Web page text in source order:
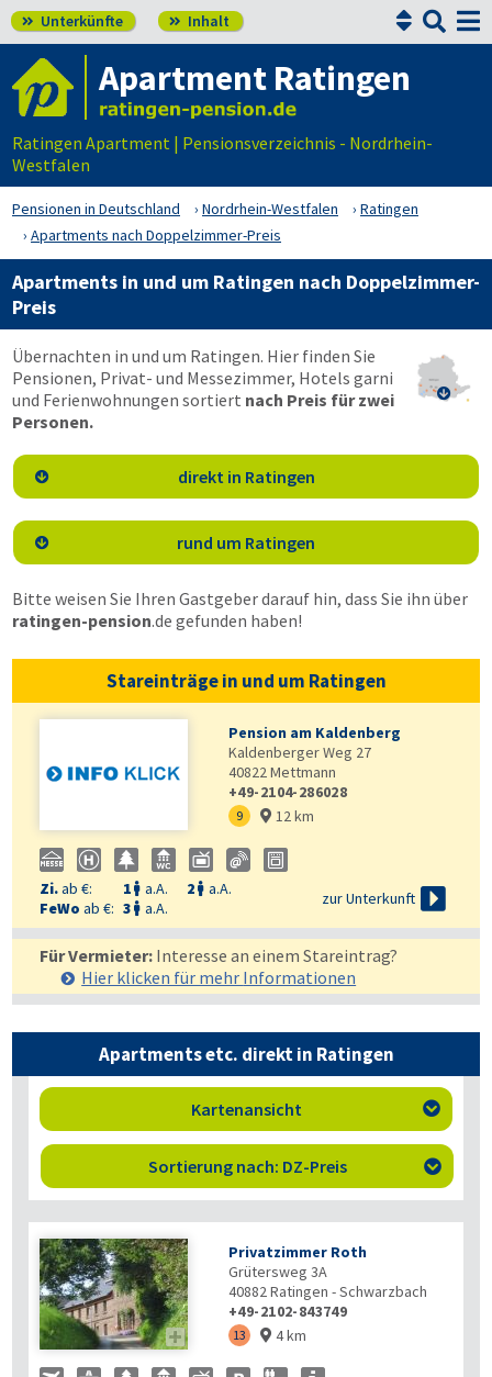
 Unterkünfte  Inhalt 

Apartment Ratingen
Ratingen Apartment | Pensionsverzeichnis - Nordrhein-
Westfalen
Pensionen in Deutschland Nordrhein-Westfalen
Ratingen
Apartments nach Doppelzimmer-Preis
Apartments in und um Ratingen nach Doppelzimmer-
Preis

Übernachten in und um Ratingen. Hier finden Sie
Pensionen, Privat- und Messezimmer, Hotels garni
und Ferienwohnungen sortiert nach Preis für zwei
Personen.
 direkt in Ratingen
 rund um Ratingen
Bitte weisen Sie Ihren Gastgeber darauf hin, dass Sie ihn über
ratingen-pension.de gefunden haben!
Stareinträge in und um Ratingen
Pension am Kaldenberg
Kaldenberger Weg 27
40822Mettmann
+49-2104-286028
9  12 km
Zi.ab €: 1  a.A. 2  a.A.
FeWo ab €: 3  a.A.
zur Unterkunft 
Für Vermieter: Interesse an einem Stareintrag?
Hier klicken für mehr Informationen
Apartments etc. direkt in Ratingen
Kartenansicht 
Sortierung nach: DZ-Preis 

Privatzimmer Roth
Grütersweg 3A
40882Ratingen - Schwarzbach
+49-2102-843749
13  4 km